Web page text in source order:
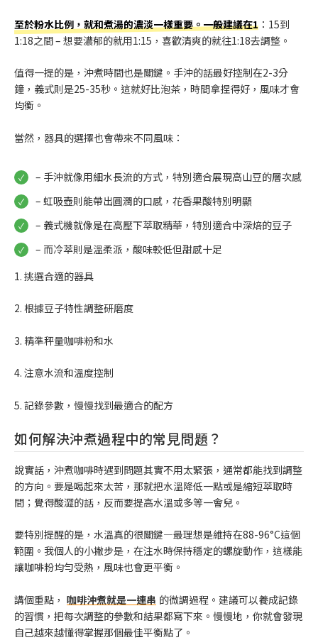
至於粉水比例，就和煮湯的濃淡一樣重要。一般建議在1 ：15到
1:18之間 – 想要濃郁的就用1:15，喜歡清爽的就往1:18去調整。
值得一提的是，沖煮時間也是關鍵。手沖的話最好控制在2-3分
鐘，義式則是25-35秒。這就好比泡茶，時間拿捏得好，風味才會
均衡。
當然，器具的選擇也會帶來不同風味：
– 手沖就像用細水長流的方式，特別適合展現高山豆的層次感
– 虹吸壺則能帶出圓潤的口感，花香果酸特別明顯
– 義式機就像是在高壓下萃取精華，特別適合中深焙的豆子
– 而冷萃則是溫柔派，酸味較低但甜感十足
1. 挑選合適的器具
2. 根據豆子特性調整研磨度
3. 精準秤量咖啡粉和水
4. 注意水流和溫度控制
5. 記錄參數，慢慢找到最適合的配方
如何解決沖煮過程中的常見問題？
說實話，沖煮咖啡時遇到問題其實不用太緊張，通常都能找到調整
的方向。要是喝起來太苦，那就把水溫降低一點或是縮短萃取時
間；覺得酸澀的話，反而要提高水溫或多等一會兒。
要特別提醒的是，水溫真的很關鍵—最理想是維持在88-96°C這個
範圍。我個人的小撇步是，在注水時保持穩定的螺旋動作，這樣能
讓咖啡粉均勻受熱，風味也會更平衡。
講個重點， 咖啡沖煮就是一連串 的微調過程。建議可以養成記錄
的習慣，把每次調整的參數和結果都寫下來。慢慢地，你就會發現
自己越來越懂得掌握那個最佳平衡點了。